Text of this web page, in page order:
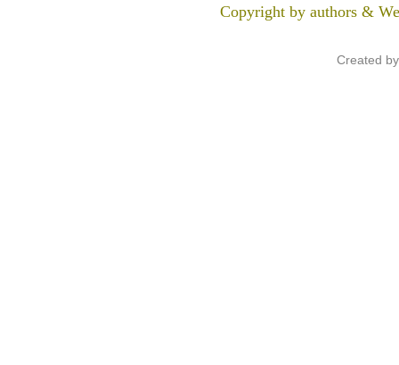
Copyright by authors &
Created